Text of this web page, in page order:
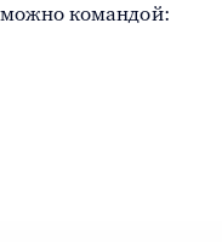
можно командой: